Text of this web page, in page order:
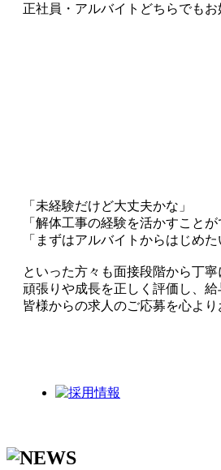
正社員・アルバイトどちらでも
「未経験だけど大丈夫かな」
「解体工事の経験を活かすこと
「まずはアルバイトからはじめた
といった方々も面接段階から丁
頑張りや成長を正しく評価し、
皆様からの求人のご応募を心より